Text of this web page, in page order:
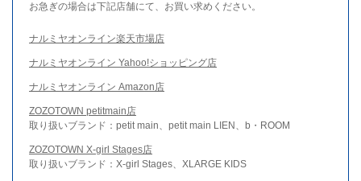
お急ぎの場合は下記店舗にて、お買い求めください。
ナルミヤオンライン楽天市場店
ナルミヤオンライン Yahoo!ショッピング店
ナルミヤオンライン Amazon店
ZOZOTOWN petitmain店
取り扱いブランド：petit main、petit main LIEN、b・ROOM
ZOZOTOWN X-girl Stages店
取り扱いブランド：X-girl Stages、XLARGE KIDS